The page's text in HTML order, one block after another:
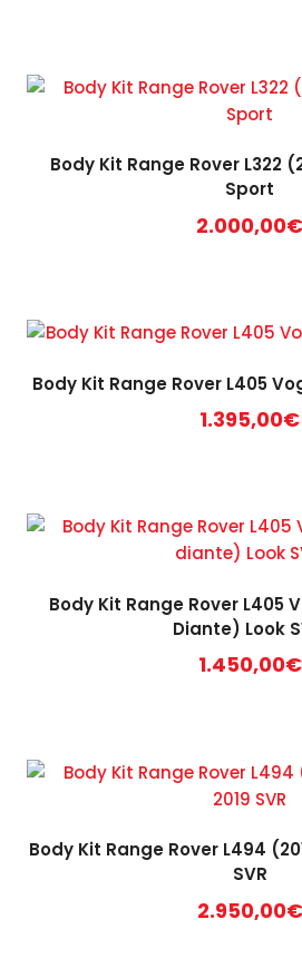
Body Kit Range Rover L322
Sport
2.000,00€
Body Kit Range Rover L405
1.395,00€
Body Kit Range Rover L405
Diante) Look
1.450,00€
Body Kit Range Rover L494
SVR
2.950,00€